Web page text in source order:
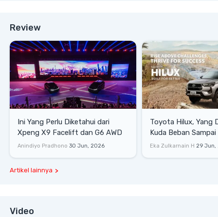
Review
Ini Yang Perlu Diketahui dari
Xpeng X9 Facelift dan G6 AWD
Anindiyo Pradhono 30 Jun, 2026
Toyota Hilux, Yang
Kuda Beban
Lifestyle
Eka Zulkarnain H 29 Jun,
Artikel lainnya
Video